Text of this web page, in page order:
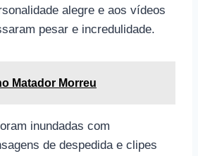
alegre e aos vídeos
pesar e incredulidade.
Matador Morreu
inundadas com
de despedida e clipes